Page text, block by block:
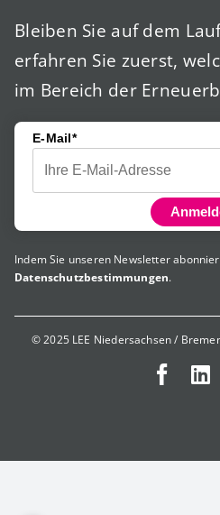
Bleiben Sie auf dem
erfahren Sie zuerst,
im Bereich der
E-Mail*
Indem Sie unseren Newsletter
Datenschutzbestimmungen.
© 2025 LEE Niedersachsen /